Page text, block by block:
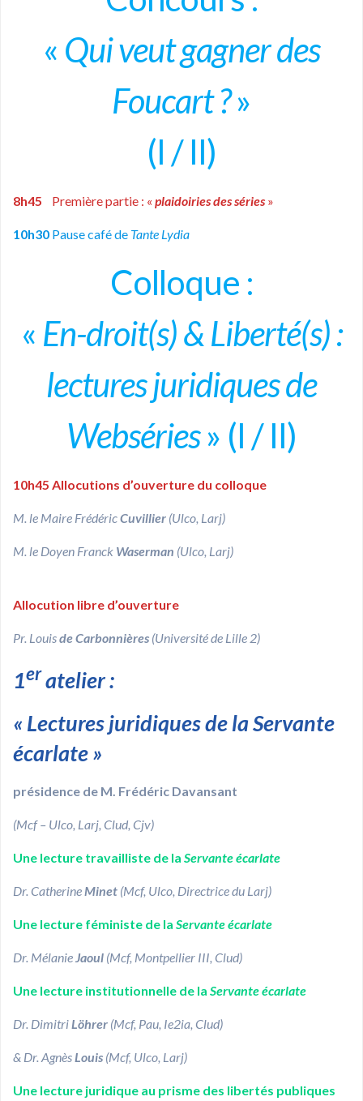
« Qui veut gagner des
Foucart ?»
(I / II)
8h45 Première partie : « plaidoiries des séries »
10h30 Pause café de Tante Lydia
Colloque :
« En-droit(s) & Liberté(s) :
lectures juridiques de
Webséries» (I / II)
10h45 Allocutions d’ouverture du colloque
M. le Maire FrédéricCuvillier (Ulco, Larj)
M. le Doyen Franck Waserman (Ulco, Larj)
Allocution libre d’ouverture
Pr. Louisde Carbonnières (Université de Lille 2)
1eratelier :
« Lectures juridiques de la Servante
écarlate»
présidence de M. Frédéric Davansant
(Mcf– Ulco, Larj, Clud, Cjv)
Une lecture travailliste de la Servante écarlate
Dr. Catherine Minet (Mcf, Ulco, Directrice du Larj)
Une lecture féministe de la Servante écarlate
Dr. Mélanie Jaoul (Mcf, Montpellier III, Clud)
Une lecture institutionnelle de la Servante écarlate
Dr. Dimitri Löhrer (Mcf, Pau, Ie2ia, Clud)
& Dr. Agnès Louis (Mcf, Ulco, Larj)
Une lecture juridique au prisme des libertés publiques